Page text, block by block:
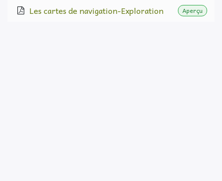
Les cartes de navigation-Exploration Aperçu